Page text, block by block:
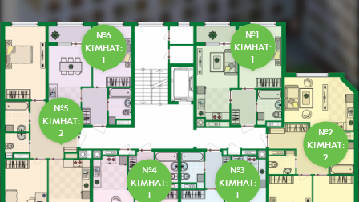
№1
КІМНАТ:
1
№2
КІМНАТ:
2
№3
КІМНАТ:
1
№4
КІМНАТ:
1
№5
КІМНАТ:
2
№6
КІМНАТ:
1